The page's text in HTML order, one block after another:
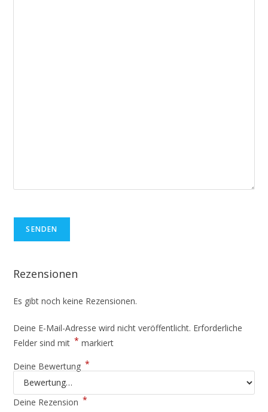
SENDEN
Rezensionen
Es gibt noch keine Rezensionen.
Deine E-Mail-Adresse wird nicht veröffentlicht. Erforderliche
Felder sind mit * markiert
Deine Bewertung *
Deine Rezension *